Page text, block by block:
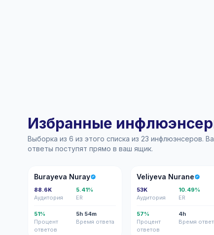
Избранные
Выборка из 6 из этого списка из 23 инфлюэнсеров.
ответы поступят прямо в ваш ящик.
BN
Burayeva Nuray
88.6K
Аудитория
5.41%
ER
51%
Процент
ответов
5h 54m
Время ответа
VN
Veliyeva Nurane
53K
Аудитория
10.49%
ER
57%
Процент
ответов
4h
Время